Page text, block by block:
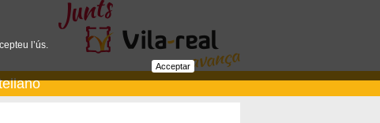
l’ús.
Acceptar